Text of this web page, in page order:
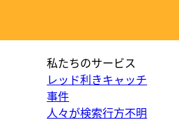
私たちのサービス
レッド利きキャッチ
事件
人々が検索行方不明